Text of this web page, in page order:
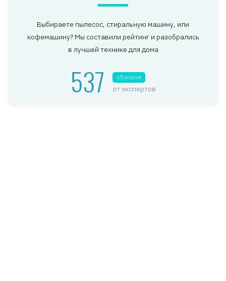
Выбираете пылесос, стиральную машину, или
кофемашину? Мы составили рейтинг и разобрались
в лучшей технике для дома
537 обзоров
от экспертов